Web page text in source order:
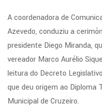
A coordenadora de
Azevedo, conduziu a
presidente Diego Miranda,
vereador Marco Aurélio
leitura do Decreto
que deu origem ao Diploma
Municipal de Cruzeiro.